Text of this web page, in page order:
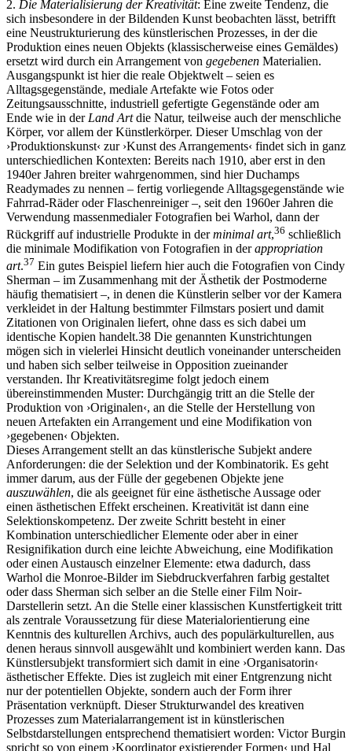
2. Die Materialisierung der Kreativität: Eine zweite Tendenz, die
sich insbesondere in der Bildenden Kunst beobachten lässt, betrifft
eine Neustrukturierung des künstlerischen Prozesses, in der die
Produktion eines neuen Objekts (klassischerweise eines Gemäldes)
ersetzt wird durch ein Arrangement von gegebenen Materialien.
Ausgangspunkt ist hier die reale Objektwelt – seien es
Alltagsgegenstände, mediale Artefakte wie Fotos oder
Zeitungsausschnitte, industriell gefertigte Gegenstände oder am
Ende wie in der Land Artdie Natur, teilweise auch der menschliche
Körper, vor allem der Künstlerkörper. Dieser Umschlag von der
›Produktionskunst‹ zur ›Kunst des Arrangements‹ findet sich in ganz
unterschiedlichen Kontexten: Bereits nach 1910, aber erst in den
1940er Jahren breiter wahrgenommen, sind hier Duchamps
Readymades zu nennen – fertig vorliegende Alltagsgegenstände wie
Fahrrad-Räder oder Flaschenreiniger –, seit den 1960er Jahren die
Verwendung massenmedialer Fotografien bei Warhol, dann der
Rückgriff auf industrielle Produkte in derminimal art,36 schließlich
die minimale Modifikation von Fotografien in derappropriation
art.37 Ein gutes Beispiel liefern hier auch die Fotografien von Cindy
Sherman – im Zusammenhang mit der Ästhetik der Postmoderne
häufig thematisiert –, in denen die Künstlerin selber vor der Kamera
verkleidet in der Haltung bestimmter Filmstars posiert und damit
Zitationen von Originalen liefert, ohne dass es sich dabei um
identische Kopien handelt.38 Die genannten Kunstrichtungen
mögen sich in vielerlei Hinsicht deutlich voneinander unterscheiden
und haben sich selber teilweise in Opposition zueinander
verstanden. Ihr Kreativitätsregime folgt jedoch einem
übereinstimmenden Muster: Durchgängig tritt an die Stelle der
Produktion von ›Originalen‹, an die Stelle der Herstellung von
neuen Artefakten ein Arrangement und eine Modifikation von
›gegebenen‹ Objekten.
Dieses Arrangement stellt an das künstlerische Subjekt andere
Anforderungen: die der Selektion und der Kombinatorik. Es geht
immer darum, aus der Fülle der gegebenen Objekte jene
auszuwählen, die als geeignet für eine ästhetische Aussage oder
einen ästhetischen Effekt erscheinen. Kreativität ist dann eine
Selektionskompetenz. Der zweite Schritt besteht in einer
Kombination unterschiedlicher Elemente oder aber in einer
Resignifikation durch eine leichte Abweichung, eine Modifikation
oder einen Austausch einzelner Elemente: etwa dadurch, dass
Warhol die Monroe-Bilder im Siebdruckverfahren farbig gestaltet
oder dass Sherman sich selber an die Stelle einer Film Noir-
Darstellerin setzt. An die Stelle einer klassischen Kunstfertigkeit tritt
als zentrale Voraussetzung für diese Materialorientierung eine
Kenntnis des kulturellen Archivs, auch des populärkulturellen, aus
denen heraus sinnvoll ausgewählt und kombiniert werden kann. Das
Künstlersubjekt transformiert sich damit in eine ›Organisatorin‹
ästhetischer Effekte. Dies ist zugleich mit einer Entgrenzung nicht
nur der potentiellen Objekte, sondern auch der Form ihrer
Präsentation verknüpft. Dieser Strukturwandel des kreativen
Prozesses zum Materialarrangement ist in künstlerischen
Selbstdarstellungen entsprechend thematisiert worden: Victor Burgin
spricht so von einem ›Koordinator existierender Formen‹ und Hal